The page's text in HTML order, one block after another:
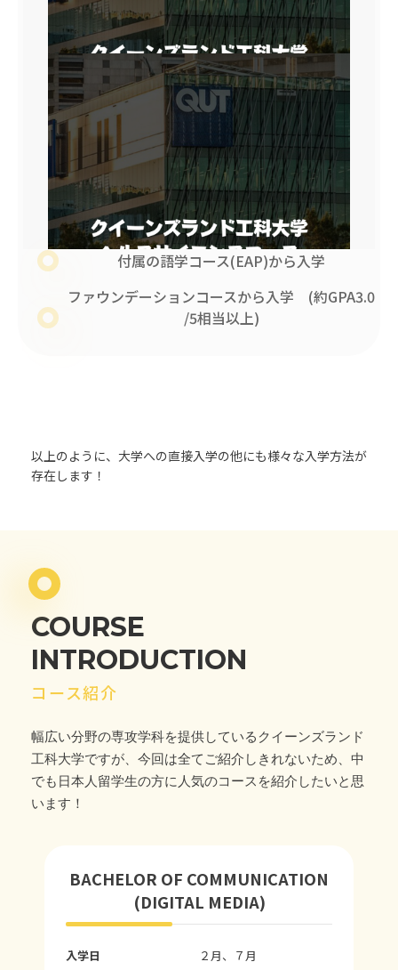
付属の語学コース(EAP)から入学
ファウンデーションコースから入学 (約GPA3.0
/5相当以上)
以上のように、大学への直接入学の他にも様々な入学方法が
存在します！
COURSE
INTRODUCTION
コース紹介
幅広い分野の専攻学科を提供しているクイーンズランド
工科大学ですが、今回は全てご紹介しきれないため、中
でも日本人留学生の方に人気のコースを紹介したいと思
います！
BACHELOR OF COMMUNICATION
(DIGITAL MEDIA)
入学日
２月、７月